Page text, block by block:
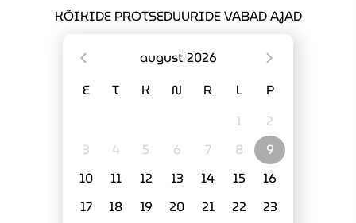
KÕIKIDE PROTSEDUURIDE VABAD AJAD
august 2026
E
T K N R L
P
1
2
3
4 5 6 7 8
9
10
11 12 13 14 15
16
17
18 19 20 21 22
23